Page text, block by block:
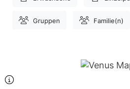
Gruppen Familie(n)